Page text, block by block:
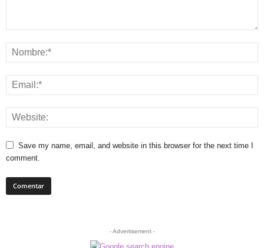
Save my name, email, and website in this browser for the next time I
comment.
- Advertisement -